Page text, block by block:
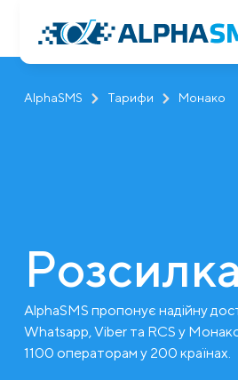
AlphaSMS Тарифи Монако
AlphaSMS пропонує надійну
Whatsapp, Viber та RCS у
1100 операторам у 200 країнах.